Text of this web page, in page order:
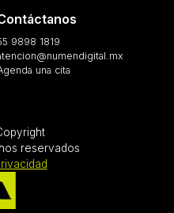
9898 1819
una cita
reservados